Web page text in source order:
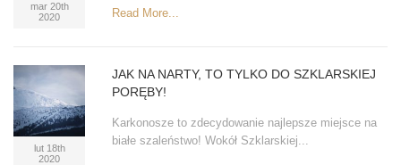
mar 20th
2020
Read More...
lut 18th
2020
JAK NA NARTY, TO TYLKO DO SZKLARSKIEJ
PORĘBY!
Karkonosze to zdecydowanie najlepsze miejsce na
białe szaleństwo! Wokół Szklarskiej...